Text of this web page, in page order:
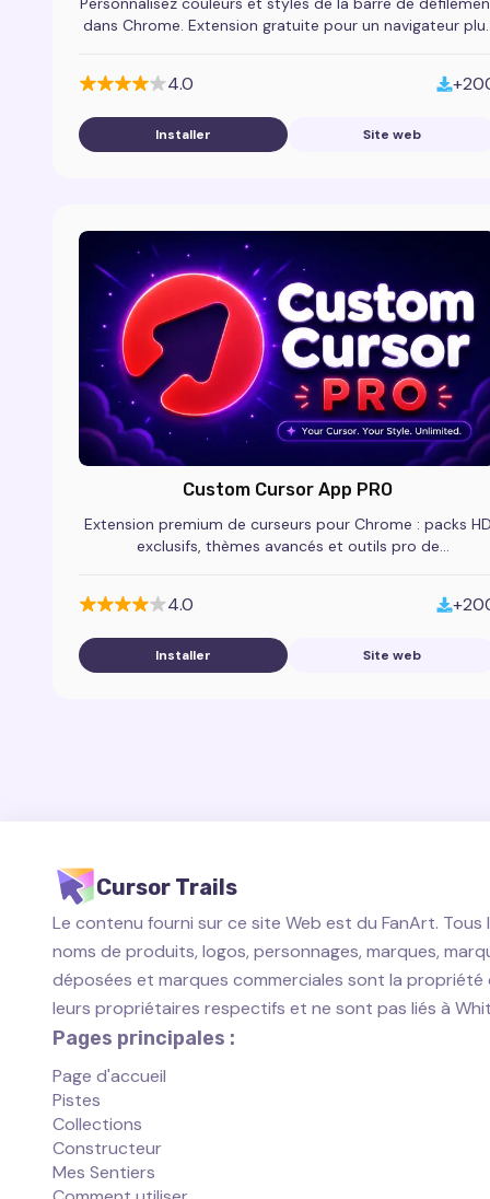
dans Chrome. Extension gratuite pour un navigateur
4.0
Installer Site web
Custom Cursor App PRO
Extension premium de curseurs pour Chrome : packs
exclusifs, thèmes avancés et outils pro de
4.0
Installer Site web
Cursor Trails
Le contenu fourni sur ce site Web est du FanArt. Tous
noms de produits, logos, personnages, marques,
déposées et marques commerciales sont la propriété
leurs propriétaires respectifs et ne sont pas liés à
Pages principales :
Page d'accueil
Pistes
Collections
Constructeur
Mes Sentiers